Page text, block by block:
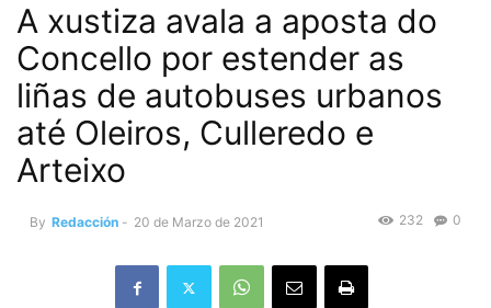
A xustiza avala a aposta do
Concello por estender as
liñas de autobuses urbanos
até Oleiros, Culleredo e
Arteixo
By Redacción - 20 de Marzo de 2021 0
232